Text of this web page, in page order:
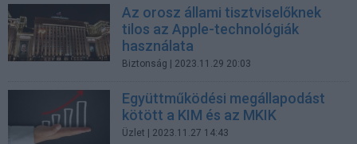
Az orosz állami tisztviselőknek
tilos az Apple-technológiák
használata
Biztonság | 2023.11.29 20:03
Együttműködési megállapodást
kötött a KIM és az MKIK
Üzlet | 2023.11.27 14:43